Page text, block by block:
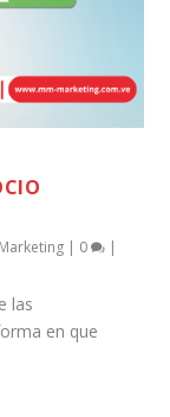
Marketing | 0 |
las
en que